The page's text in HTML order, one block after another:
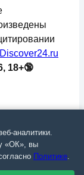
номер: ЭЛ №
Discover24.ru
18+🔞
аналитики.
«ОК», вы
Политике.